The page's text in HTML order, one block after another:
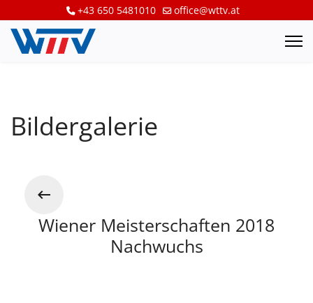
+43 650 5481010 office@wttv.at
Bildergalerie
Wiener Meisterschaften 2018
Nachwuchs